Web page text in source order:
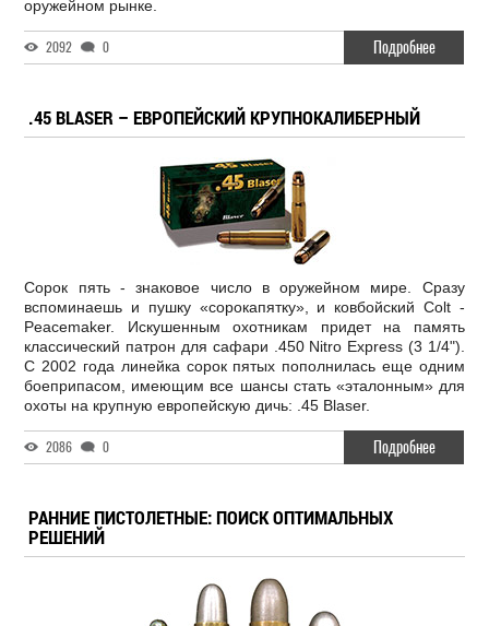
оружейном рынке.
2092 0 Подробнее
.45 BLASER – ЕВРОПЕЙСКИЙ КРУПНОКАЛИБЕРНЫЙ
Сорок пять - знаковое число в оружейном мире. Сразу
вспоминаешь и пушку «сорокапятку», и ковбойский Colt -
Peacemaker. Искушенным охотникам придет на память
классический патрон для сафари .450 Nitro Express (3 1/4").
С 2002 года линейка сорок пятых пополнилась еще одним
боеприпасом, имеющим все шансы стать «эталонным» для
охоты на крупную европейскую дичь: .45 Blaser.
2086 0 Подробнее
РАННИЕ ПИСТОЛЕТНЫЕ: ПОИСК ОПТИМАЛЬНЫХ
РЕШЕНИЙ